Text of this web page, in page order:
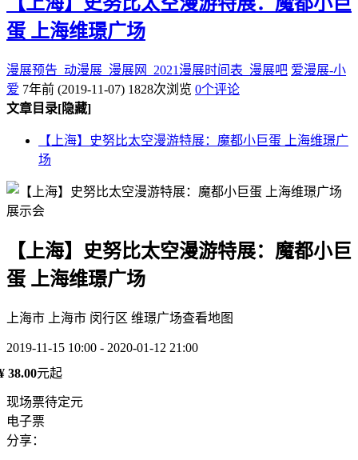
蛋 上海维璟广场
漫展预告_动漫展_漫展网_2021漫展时间表_漫展吧 爱漫展-小
爱 7年前 (2019-11-07) 1828次浏览 0个评论
文章目录[隐藏]
【上海】史努比太空漫游特展：魔都小巨蛋 上海维璟广
场
展示会
【上海】史努比太空漫游特展：魔都小巨
蛋 上海维璟广场
上海市 上海市 闵行区 维璟广场查看地图
2019-11-15 10:00 - 2020-01-12 21:00
38.00元起
现场票待定元
电子票
分享：